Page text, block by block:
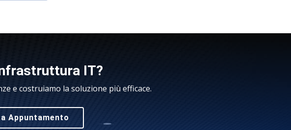
IT?
e costruiamo la soluzione più efficace.
Appuntamento